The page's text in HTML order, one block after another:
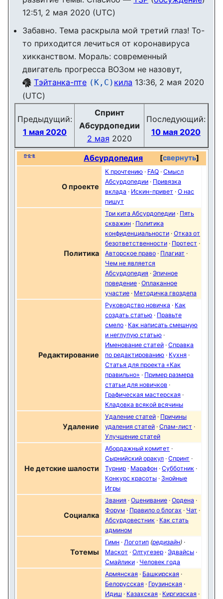
12:51, 2 мая 2020 (UTC)
Забавно. Тема раскрыла мой третий глаз! То-
то приходится лечиться от коронавируса
хикканством. Мораль: современный
двигатель прогресса ВОЗом не назовут,
Тэйтанка-пте (К,С) кила 13:36, 2 мая 2020
(UTC)
Предыдущий:
1 мая 2020
Спринт
Абсурдопедии
2 мая 2020
Последующий:
10 мая 2020
свернуть
п·о·в Абсурдопедия
О проекте
К прочтению · FAQ · Смысл
Абсурдопедии · Привязка
вклада · Искин-привет · О нас
пишут
Политика
Три кита Абсурдопедии · Пять
скважин · Политика
конфиденциальности · Отказ от
безответственности · Протест ·
Авторское право · Плагиат ·
Чем не является
Абсурдопедия · Эпичное
поведение · Оплаканное
участие · Методичка гвоздепа
Редактирование
Руководство новичка · Как
создать статью · Правьте
смело · Как написать смешную
и неглупую статью ·
Именование статей · Справка
по редактированию · Кухня ·
Статья для проекта «Как
правильно» · Пример размера
статьи для новичков ·
Графическая мастерская ·
Кладовка всякой всячины
Удаление
Удаление статей · Причины
удаления статей · Спам-лист ·
Улучшение статей
Не детские шалости
Абордажный комитет ·
Сырнийский оракул · Спринт ·
Турнир · Марафон · Субботник ·
Конкурс красоты · Знойные
Игры
Социалка
Звания · Оценивание · Ордена ·
Форум · Правило о блогах · Чат ·
Абсурдовестник · Как стать
админом
Тотемы
Гимн · Логотип (редизайн) ·
Маскот · Олтугезер · Эдвайсы ·
Смайлики · Человек года
Армянская · Башкирская ·
Белорусская · Грузинская ·
Идиш · Казахская · Киргизская ·